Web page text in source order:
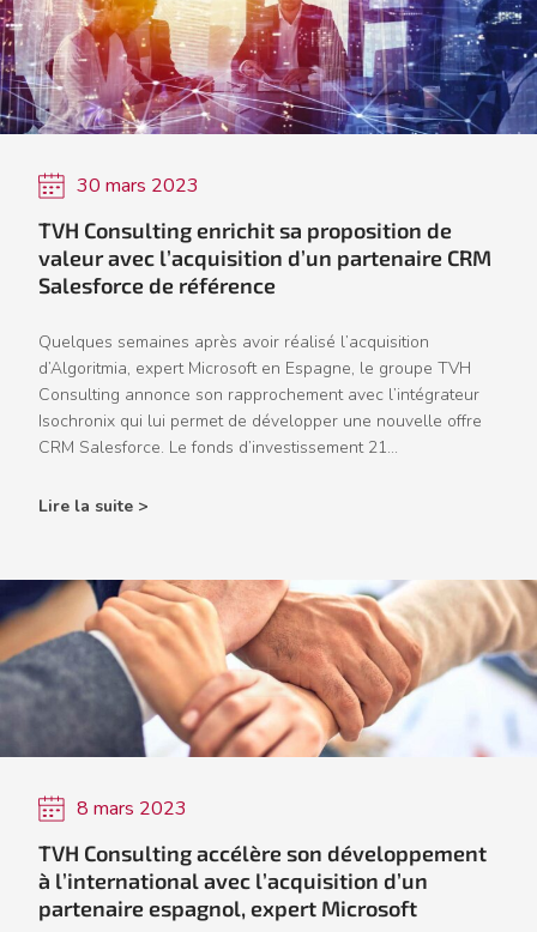
30 mars 2023
TVH Consulting enrichit sa proposition de
valeur avec l’acquisition d’un partenaire CRM
Salesforce de référence
Quelques semaines après avoir réalisé l’acquisition
d’Algoritmia, expert Microsoft en Espagne, le groupe TVH
Consulting annonce son rapprochement avec l’intégrateur
Isochronix qui lui permet de développer une nouvelle offre
CRM Salesforce. Le fonds d’investissement 21...
Lire la suite >
8 mars 2023
TVH Consulting accélère son développement
à l’international avec l’acquisition d’un
partenaire espagnol, expert Microsoft